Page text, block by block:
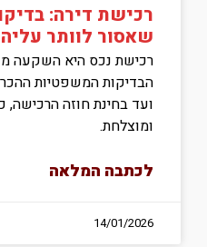
רכישת דירה:
שאסור לוותר
רכישת נכס היא השקעה
הבדיקות המשפטיות
ועד בחינת חוזה
ומוצלחת.
לכתבה המלאה
14/01/2026